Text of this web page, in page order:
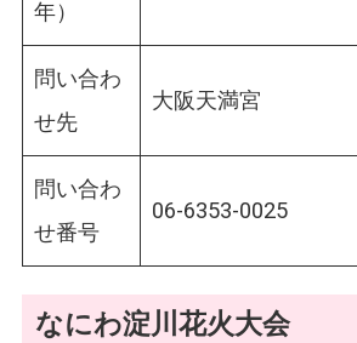
年）
問い合わ
せ先
大阪天満宮
問い合わ
せ番号
06-6353-0025
なにわ淀川花火大会